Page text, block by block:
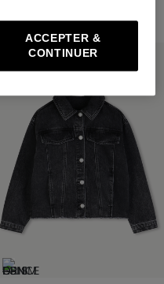
dès55,00 €
PRIX DOUX
ACCEPTER &
CONTINUER